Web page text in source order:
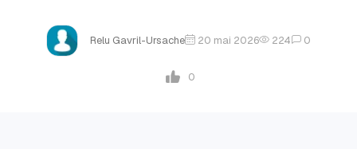
Relu Gavril-Ursache 20 mai 2026 224 0
0